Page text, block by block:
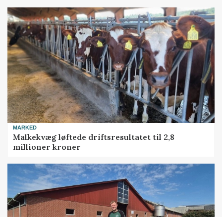
MARKED
Malkekvæg løftede driftsresultatet til 2,8
millioner kroner